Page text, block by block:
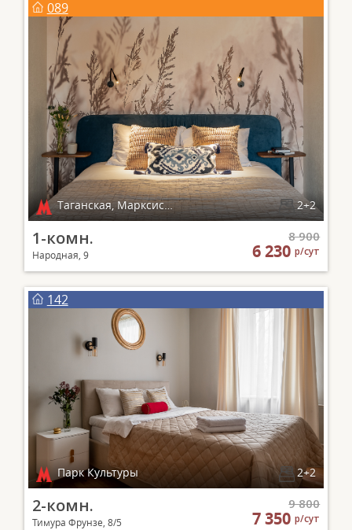
089
Таганская, Марксистская 2+2
1-комн.
Народная, 9
8 900
6 230р/сут
142
Парк Культуры 2+2
2-комн.
Тимура Фрунзе, 8/5
9 800
7 350р/сут